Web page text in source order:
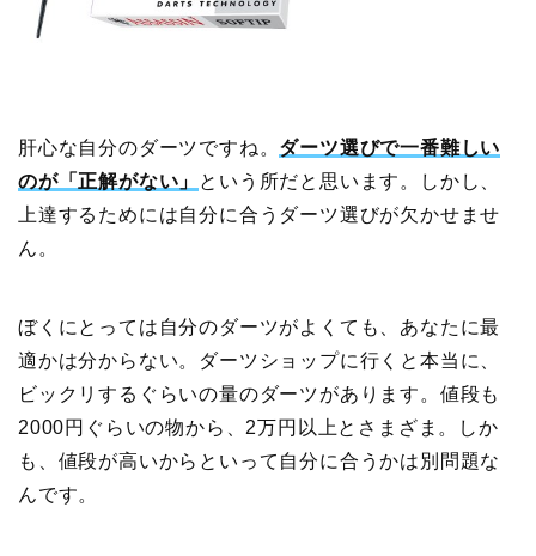
肝心な自分のダーツですね。 ダーツ選びで一番難しい
のが「正解がない」
という所だと思います。しかし、
上達するためには自分に合うダーツ選びが欠かせませ
ん。
ぼくにとっては自分のダーツがよくても、あなたに最
適かは分からない。ダーツショップに行くと本当に、
ビックリするぐらいの量のダーツがあります。値段も
2000円ぐらいの物から、2万円以上とさまざま。しか
も、値段が高いからといって自分に合うかは別問題な
んです。